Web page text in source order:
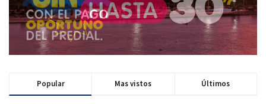
Popular Mas vistos Últimos